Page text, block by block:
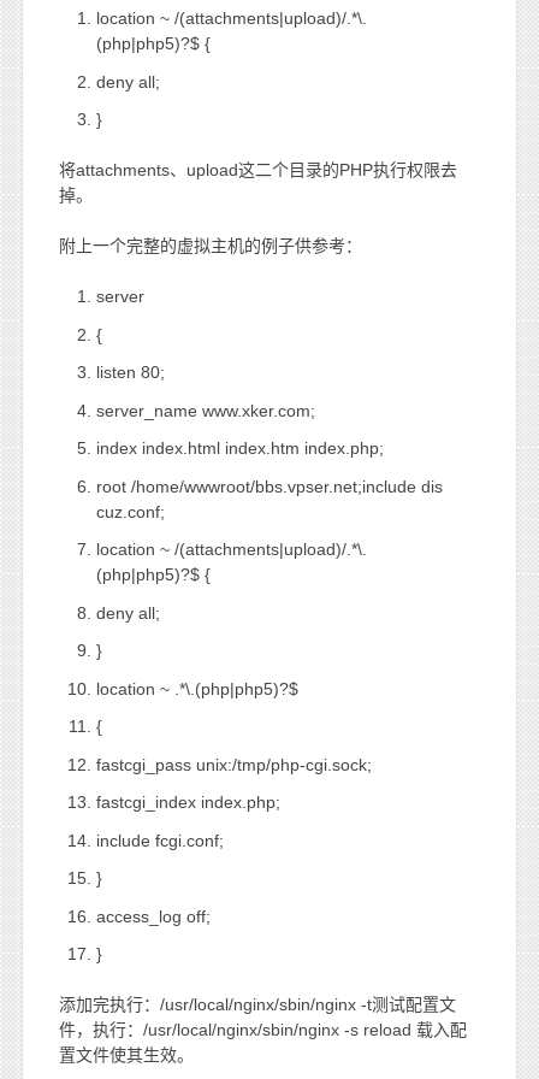
location ~ /(attachments|upload)/.*\.
(php|php5)?$ {
deny all;
}
将attachments、upload这二个目录的PHP执行权限去
掉。
附上一个完整的虚拟主机的例子供参考：
server
{
listen 80;
server_name www.xker.com;
index index.html index.htm index.php;
root /home/wwwroot/bbs.vpser.net;include dis
cuz.conf;
location ~ /(attachments|upload)/.*\.
(php|php5)?$ {
deny all;
}
location ~ .*\.(php|php5)?$
{
fastcgi_pass unix:/tmp/php-cgi.sock;
fastcgi_index index.php;
include fcgi.conf;
}
access_log off;
}
添加完执行：/usr/local/nginx/sbin/nginx -t测试配置文
件，执行：/usr/local/nginx/sbin/nginx -s reload 载入配
置文件使其生效。